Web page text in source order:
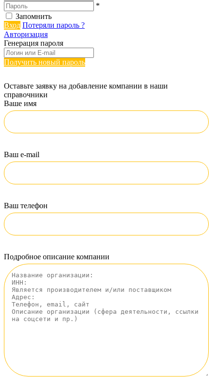
*
Запомнить
Вход Потеряли пароль ?
Авторизация
Генерация пароля
Получить новый пароль
Оставьте заявку на добавление компании в наши
справочники
Ваше имя
Ваш e-mail
Ваш телефон
Подробное описание компании